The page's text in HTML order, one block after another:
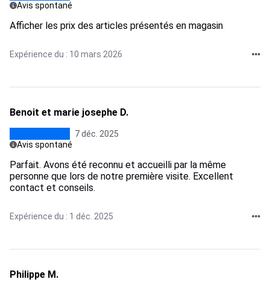
Avis spontané
Afficher les prix des articles présentés en magasin
Expérience du : 10 mars 2026
Benoit et marie josephe D.
7 déc. 2025
Avis spontané
Parfait. Avons été reconnu et accueilli par la même
personne que lors de notre première visite. Excellent
contact et conseils.
Expérience du : 1 déc. 2025
Philippe M.